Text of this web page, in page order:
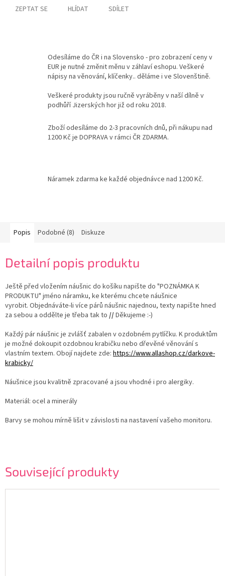
ZEPTAT SE HLÍDAT SDÍLET
Odesíláme do ČR i na Slovensko - pro zobrazení ceny v
EUR je nutné změnit měnu v záhlaví eshopu. Veškeré
nápisy na věnování, klíčenky.. děláme i ve Slovenštině.
Veškeré produkty jsou ručně vyráběny v naší dílně v
podhůří Jizerských hor již od roku 2018.
Zboží odesíláme do 2-3 pracovních dnů, při nákupu nad
1200 Kč je DOPRAVA v rámci ČR ZDARMA.
Náramek zdarma ke každé objednávce nad 1200 Kč.
Související produkty
Popis Podobné (8) Diskuze
Detailní popis produktu
Ještě před vložením náušnic do košíku napište do "POZNÁMKA K
PRODUKTU" jméno náramku, ke kterému chcete náušnice
vyrobit. Objednáváte-li více párů náušnic najednou, texty napište hned
za sebou a oddělte je třeba tak to //Děkujeme :-)
Každý pár náušnic je zvlášť zabalen v ozdobném pytlíčku. K produktům
je možné dokoupit ozdobnou krabičku nebo dřevěné věnování s
vlastním textem. Obojí najdete zde: https://www.allashop.cz/darkove-
krabicky/
Náušnice jsou kvalitně zpracované a jsou vhodné i pro alergiky.
Materiál: ocel a minerály
Barvy se mohou mírně lišit v závislosti na nastavení vašeho monitoru.